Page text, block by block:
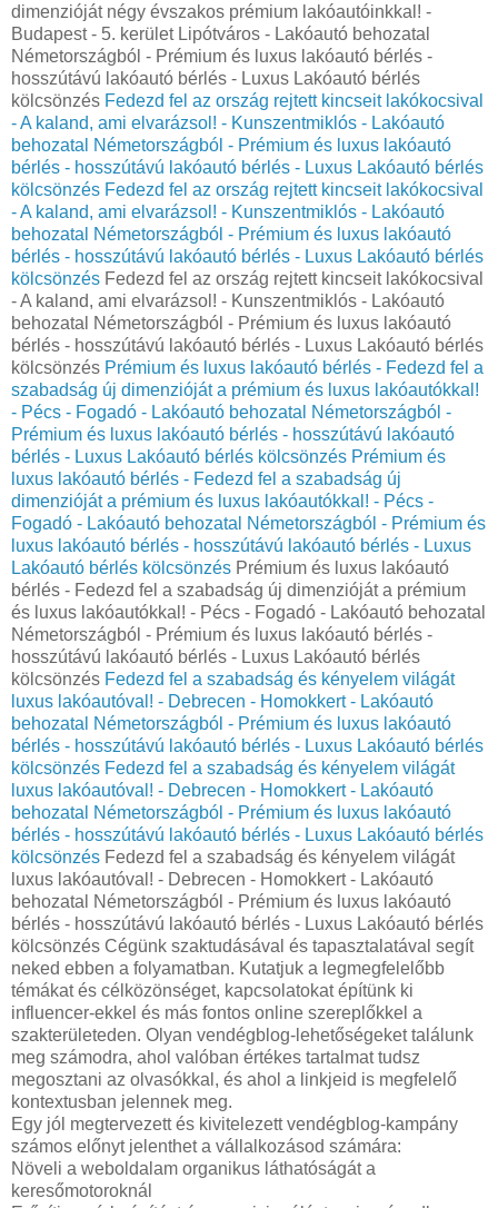
dimenzióját négy évszakos prémium lakóautóinkkal! -
Budapest - 5. kerület Lipótváros - Lakóautó behozatal
Németországból - Prémium és luxus lakóautó bérlés -
hosszútávú lakóautó bérlés - Luxus Lakóautó bérlés
kölcsönzés Fedezd fel az ország rejtett kincseit lakókocsival
- A kaland, ami elvarázsol! - Kunszentmiklós - Lakóautó
behozatal Németországból - Prémium és luxus lakóautó
bérlés - hosszútávú lakóautó bérlés - Luxus Lakóautó bérlés
kölcsönzés Fedezd fel az ország rejtett kincseit lakókocsival
- A kaland, ami elvarázsol! - Kunszentmiklós - Lakóautó
behozatal Németországból - Prémium és luxus lakóautó
bérlés - hosszútávú lakóautó bérlés - Luxus Lakóautó bérlés
kölcsönzés Fedezd fel az ország rejtett kincseit lakókocsival
- A kaland, ami elvarázsol! - Kunszentmiklós - Lakóautó
behozatal Németországból - Prémium és luxus lakóautó
bérlés - hosszútávú lakóautó bérlés - Luxus Lakóautó bérlés
kölcsönzés Prémium és luxus lakóautó bérlés - Fedezd fel a
szabadság új dimenzióját a prémium és luxus lakóautókkal!
- Pécs - Fogadó - Lakóautó behozatal Németországból -
Prémium és luxus lakóautó bérlés - hosszútávú lakóautó
bérlés - Luxus Lakóautó bérlés kölcsönzés Prémium és
luxus lakóautó bérlés - Fedezd fel a szabadság új
dimenzióját a prémium és luxus lakóautókkal! - Pécs -
Fogadó - Lakóautó behozatal Németországból - Prémium és
luxus lakóautó bérlés - hosszútávú lakóautó bérlés - Luxus
Lakóautó bérlés kölcsönzés Prémium és luxus lakóautó
bérlés - Fedezd fel a szabadság új dimenzióját a prémium
és luxus lakóautókkal! - Pécs - Fogadó - Lakóautó behozatal
Németországból - Prémium és luxus lakóautó bérlés -
hosszútávú lakóautó bérlés - Luxus Lakóautó bérlés
kölcsönzés Fedezd fel a szabadság és kényelem világát
luxus lakóautóval! - Debrecen - Homokkert - Lakóautó
behozatal Németországból - Prémium és luxus lakóautó
bérlés - hosszútávú lakóautó bérlés - Luxus Lakóautó bérlés
kölcsönzés Fedezd fel a szabadság és kényelem világát
luxus lakóautóval! - Debrecen - Homokkert - Lakóautó
behozatal Németországból - Prémium és luxus lakóautó
bérlés - hosszútávú lakóautó bérlés - Luxus Lakóautó bérlés
kölcsönzés Fedezd fel a szabadság és kényelem világát
luxus lakóautóval! - Debrecen - Homokkert - Lakóautó
behozatal Németországból - Prémium és luxus lakóautó
bérlés - hosszútávú lakóautó bérlés - Luxus Lakóautó bérlés
kölcsönzés Cégünk szaktudásával és tapasztalatával segít
neked ebben a folyamatban. Kutatjuk a legmegfelelőbb
témákat és célközönséget, kapcsolatokat építünk ki
influencer-ekkel és más fontos online szereplőkkel a
szakterületeden. Olyan vendégblog-lehetőségeket találunk
meg számodra, ahol valóban értékes tartalmat tudsz
megosztani az olvasókkal, és ahol a linkjeid is megfelelő
kontextusban jelennek meg.
Egy jól megtervezett és kivitelezett vendégblog-kampány
számos előnyt jelenthet a vállalkozásod számára:
Növeli a weboldalam organikus láthatóságát a
keresőmotoroknál